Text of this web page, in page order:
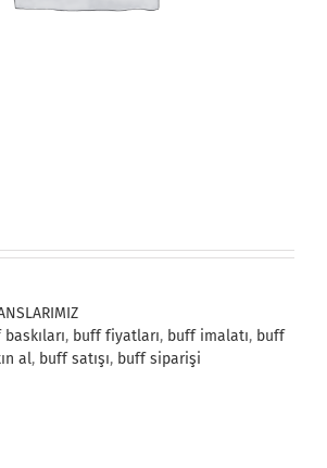
, buff fiyatları, buff imalatı, buff
al, buff satışı, buff siparişi